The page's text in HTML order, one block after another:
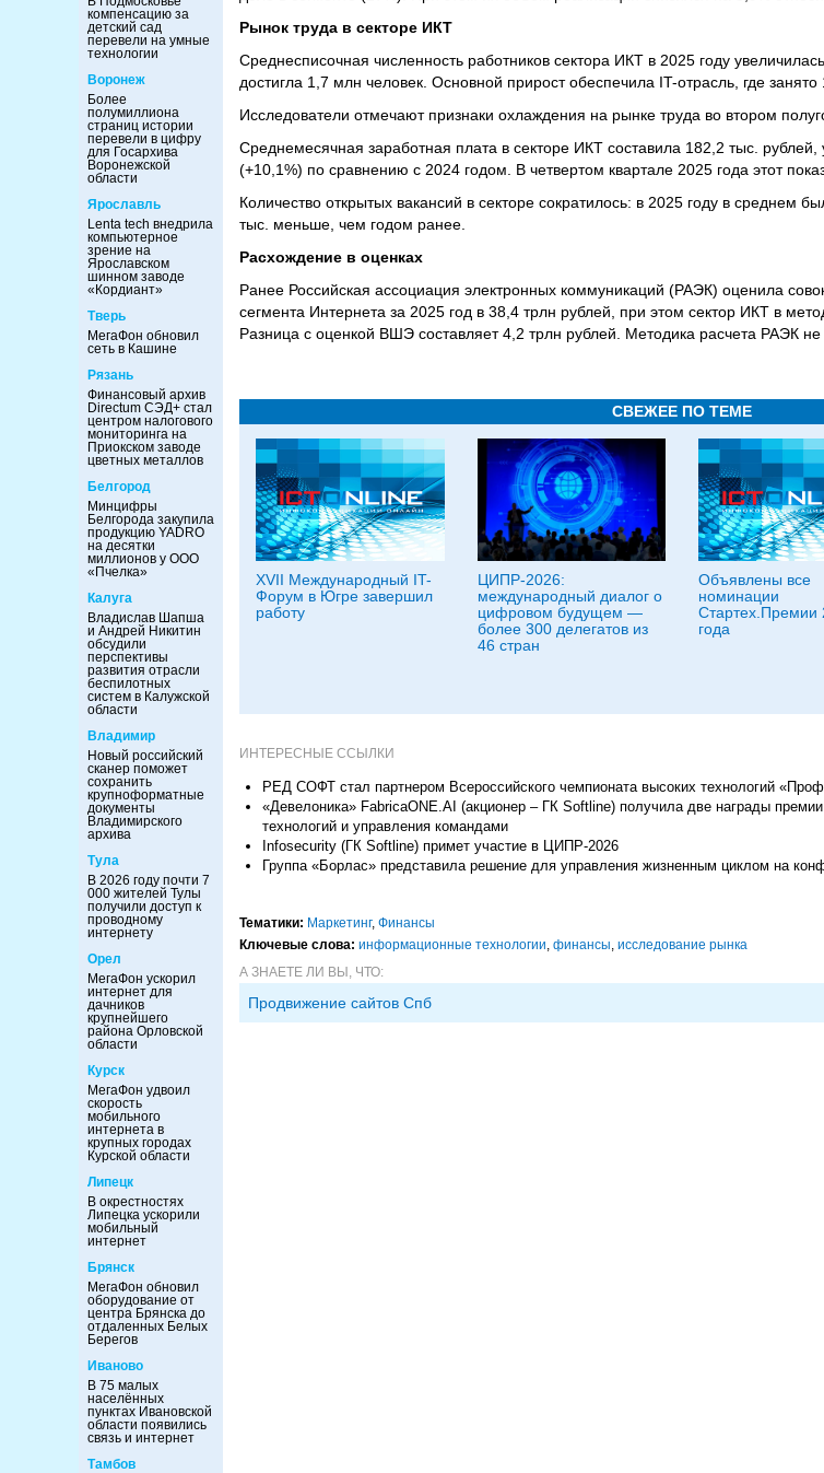
компенсацию за
детский сад
перевели на умные
технологии
Воронеж
Более
полумиллиона
страниц истории
перевели в цифру
для Госархива
Воронежской
области
Ярославль
Lenta tech внедрила
компьютерное
зрение на
Ярославском
шинном заводе
«Кордиант»
Тверь
МегаФон обновил
сеть в Кашине
Рязань
Финансовый архив
Directum СЭД+ стал
центром налогового
мониторинга на
Приокском заводе
цветных металлов
Белгород
Минцифры
Белгорода закупила
продукцию YADRO
на десятки
миллионов у ООО
«Пчелка»
Калуга
Владислав Шапша
и Андрей Никитин
обсудили
перспективы
развития отрасли
беспилотных
систем в Калужской
области
Владимир
Новый российский
сканер поможет
сохранить
крупноформатные
документы
Владимирского
архива
Тула
В 2026 году почти 7
000 жителей Тулы
получили доступ к
проводному
интернету
Орел
МегаФон ускорил
интернет для
дачников
крупнейшего
района Орловской
области
Курск
МегаФон удвоил
скорость
мобильного
интернета в
крупных городах
Курской области
Липецк
В окрестностях
Липецка ускорили
мобильный
интернет
Брянск
МегаФон обновил
оборудование от
центра Брянска до
отдаленных Белых
Берегов
Иваново
В 75 малых
населённых
пунктах Ивановской
области появились
связь и интернет
Тамбов
Рынок труда в секторе ИКТ
Среднесписочная численность работников сектора ИКТ в 2025 году
достигла 1,7 млн человек. Основной прирост обеспечила IT-отрасль, где занято
Исследователи отмечают признаки охлаждения на рынке труда во втором
Среднемесячная заработная плата в секторе ИКТ составила 182,2 тыс.
(+10,1%) по сравнению с 2024 годом. В четвертом квартале 2025 года этот
Количество открытых вакансий в секторе сократилось: в 2025 году в среднем
тыс. меньше, чем годом ранее.
Расхождение в оценках
Ранее Российская ассоциация электронных коммуникаций (РАЭК) оценила
сегмента Интернета за 2025 год в 38,4 трлн рублей, при этом сектор ИКТ в
Разница с оценкой ВШЭ составляет 4,2 трлн рублей. Методика расчета РАЭК не
СВЕЖЕЕ ПО ТЕМЕ
XVII Международный IT-
Форум в Югре завершил
работу
ЦИПР-2026:
международный диалог о
цифровом будущем —
более 300 делегатов из
46 стран
Объявлены все
номинации
Стартех.Премии
года
ИНТЕРЕСНЫЕ ССЫЛКИ
РЕД СОФТ стал партнером Всероссийского чемпионата высоких технологий
«Девелоника» FabricaONE.AI (акционер – ГК Softline) получила две награды
технологий и управления командами
Infosecurity (ГК Softline) примет участие в ЦИПР-2026
Группа «Борлас» представила решение для управления жизненным циклом на
Тематики: Маркетинг, Финансы
Ключевые слова: информационные технологии, финансы, исследование рынка
А ЗНАЕТЕ ЛИ ВЫ, ЧТО:
Продвижение сайтов Спб